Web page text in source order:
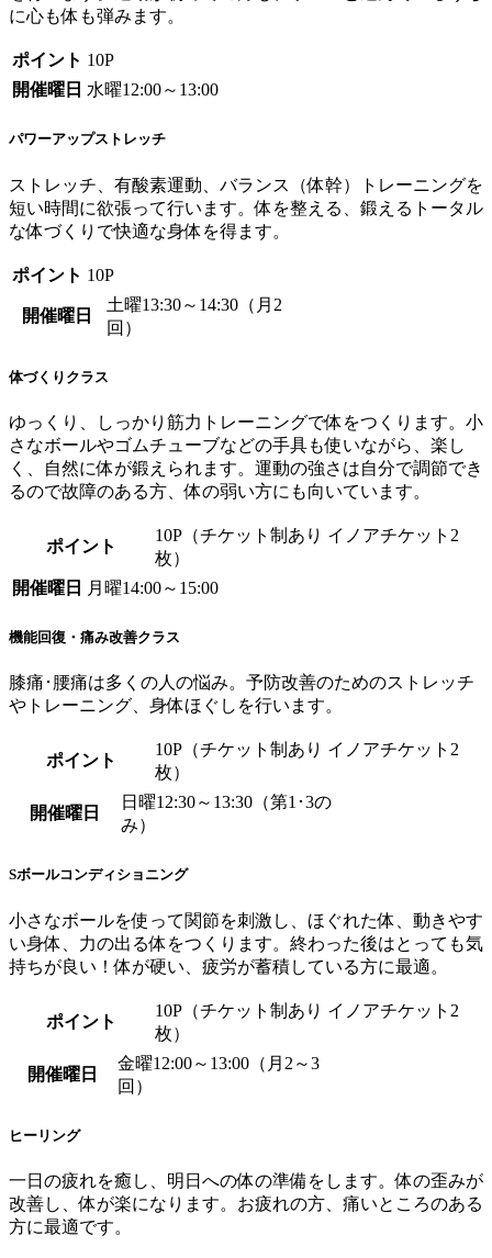
に心も体も弾みます。
ポイント 10P
開催曜日 水曜12:00～13:00
パワーアップストレッチ
ストレッチ、有酸素運動、バランス（体幹）トレーニングを
短い時間に欲張って行います。体を整える、鍛えるトータル
な体づくりで快適な身体を得ます。
ポイント 10P
開催曜日
土曜13:30～14:30（月2
回）
体づくりクラス
ゆっくり、しっかり筋力トレーニングで体をつくります。小
さなボールやゴムチューブなどの手具も使いながら、楽し
く、自然に体が鍛えられます。運動の強さは自分で調節でき
るので故障のある方、体の弱い方にも向いています。
ポイント
10P（チケット制あり イノアチケット2
枚）
開催曜日
月曜14:00～15:00
機能回復・痛み改善クラス
膝痛･腰痛は多くの人の悩み。予防改善のためのストレッチ
やトレーニング、身体ほぐしを行います。
ポイント
10P（チケット制あり イノアチケット2
枚）
開催曜日
日曜12:30～13:30（第1･3の
み）
Sボールコンディショニング
小さなボールを使って関節を刺激し、ほぐれた体、動きやす
い身体、力の出る体をつくります。終わった後はとっても気
持ちが良い！体が硬い、疲労が蓄積している方に最適。
ポイント
10P（チケット制あり イノアチケット2
枚）
開催曜日
金曜12:00～13:00（月2～3
回）
ヒーリング
一日の疲れを癒し、明日への体の準備をします。体の歪みが
改善し、体が楽になります。お疲れの方、痛いところのある
方に最適です。